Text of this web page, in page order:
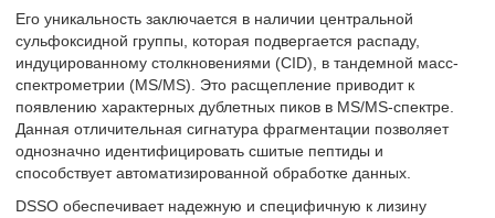
Его уникальность заключается в наличии центральной
сульфоксидной группы, которая подвергается распаду,
индуцированному столкновениями (CID), в тандемной масс-
спектрометрии (MS/MS). Это расщепление приводит к
появлению характерных дублетных пиков в MS/MS-спектре.
Данная отличительная сигнатура фрагментации позволяет
однозначно идентифицировать сшитые пептиды и
способствует автоматизированной обработке данных.
DSSO обеспечивает надежную и специфичную к лизину